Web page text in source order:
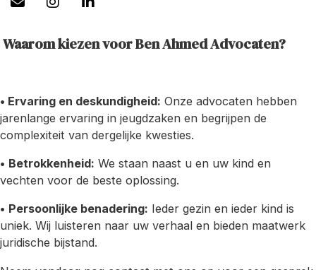
Waarom kiezen voor Ben Ahmed Advocaten?
• Ervaring en deskundigheid: Onze advocaten hebben
jarenlange ervaring in jeugdzaken en begrijpen de
complexiteit van dergelijke kwesties.
• Betrokkenheid: We staan naast u en uw kind en
vechten voor de beste oplossing.
• Persoonlijke benadering: Ieder gezin en ieder kind is
uniek. Wij luisteren naar uw verhaal en bieden maatwerk
juridische bijstand.